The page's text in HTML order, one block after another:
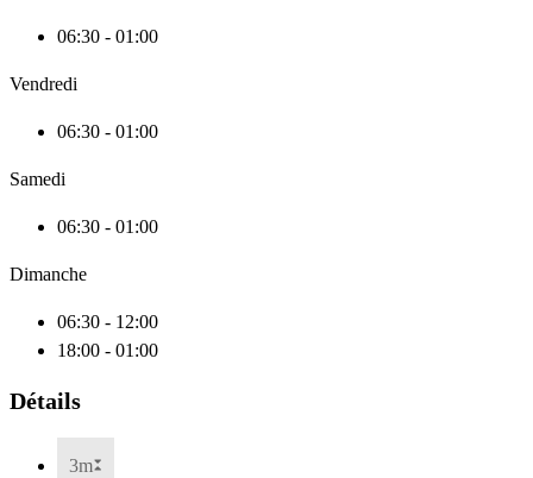
06:30 - 01:00
Vendredi
06:30 - 01:00
Samedi
06:30 - 01:00
Dimanche
06:30 - 12:00
18:00 - 01:00
Détails
3m